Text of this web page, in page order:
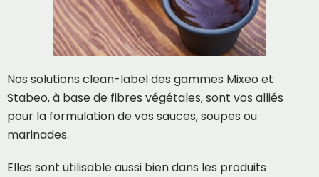
Nos solutions clean-label des gammes Mixeo et
Stabeo, à base de fibres végétales, sont vos alliés
pour la formulation de vos sauces, soupes ou
marinades.
Elles sont utilisable aussi bien dans les produits